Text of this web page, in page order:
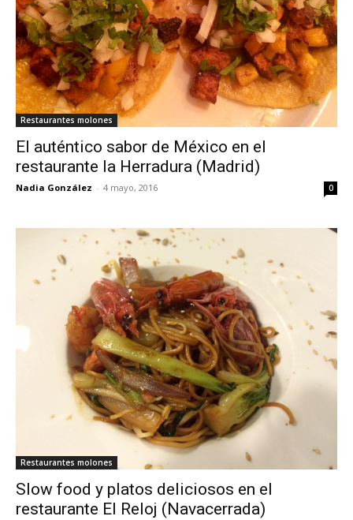
Restaurantes molones
El auténtico sabor de México en el
restaurante la Herradura (Madrid)
Nadia González - 4 mayo, 2016 0
Restaurantes molones
Slow food y platos deliciosos en el
restaurante El Reloj (Navacerrada)